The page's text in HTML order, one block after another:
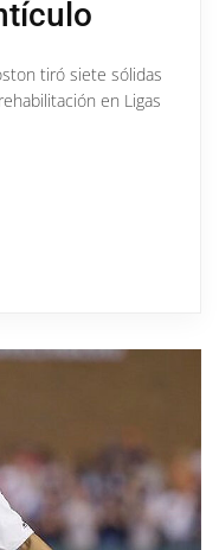
tiró siete sólidas
en Ligas